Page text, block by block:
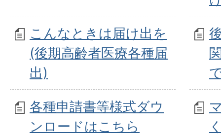
こんなときは届け出を
(後期高齢者医療各種届
出)
各種申請書等様式ダウ
ンロードはこちら